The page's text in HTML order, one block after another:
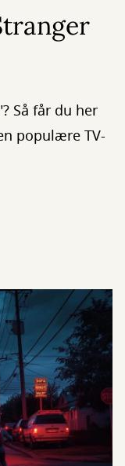
Så får du her
populære TV-